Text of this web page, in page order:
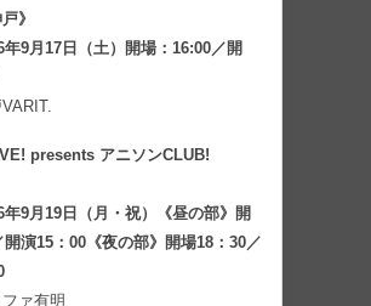
》
年9月17日（土）開場：16:00／開
presents アニソンCLUB!
年9月19日（月・祝）《昼の部》開
開演15：00《夜の部》開場18：30／
ァ有明